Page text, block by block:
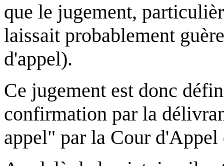
que le jugement,
laissait probablement
d'appel).
Ce jugement est donc
confirmation par la
appel" par la Cour d'Appel